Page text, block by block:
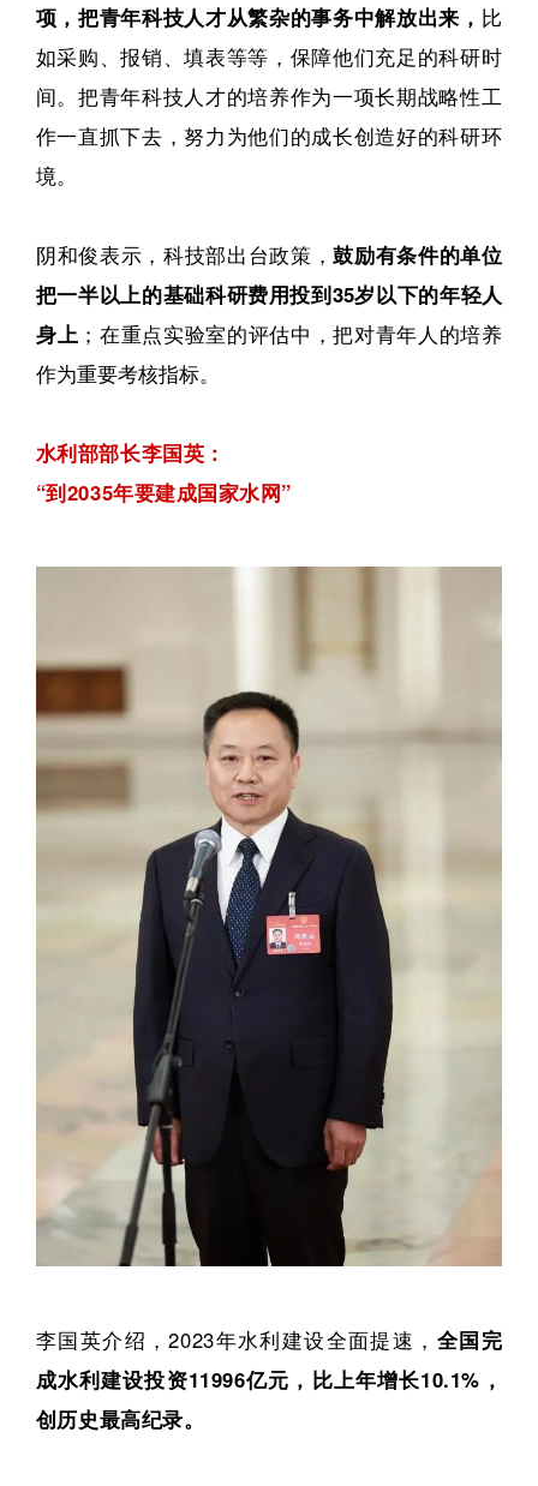
项，把青年科技人才从繁杂的事务中解放出来， 比
如采购、报销、填表等等，保障他们充足的科研时
间。把青年科技人才的培养作为一项长期战略性工
作一直抓下去，努力为他们的成长创造好的科研环
境。
阴和俊表示，科技部出台政策，鼓励有条件的单位
把一半以上的基础科研费用投到35岁以下的年轻人
身上 ；在重点实验室的评估中，把对青年人的培养
作为重要考核指标。
水利部部长李国英：
“到2035年要建成国家水网”
李国英介绍，2023年水利建设全面提速， 全国完
成水利建设投资11996亿元，比上年增长10.1%，
创历史最高纪录。